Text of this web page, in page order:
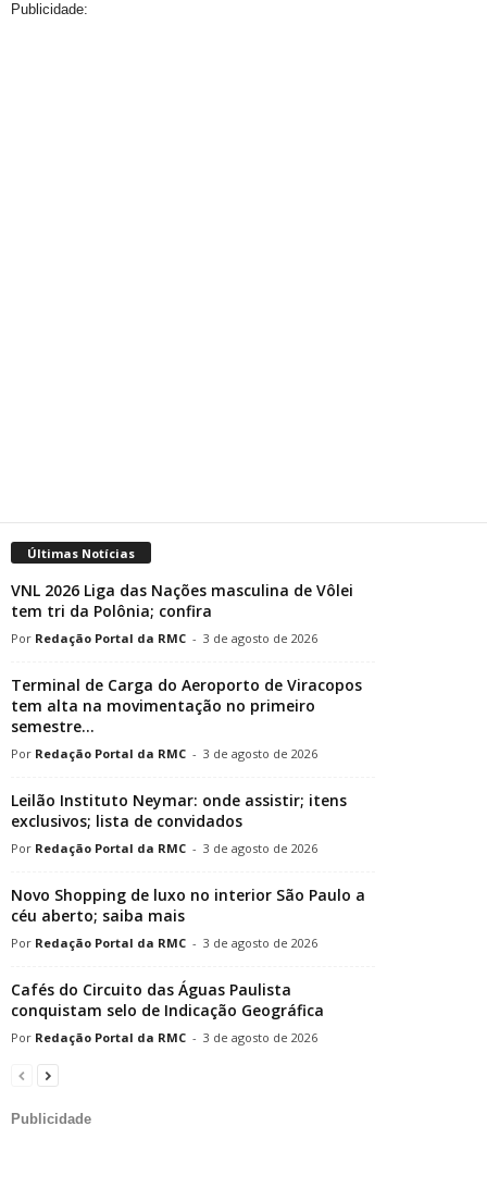
Publicidade:
Últimas Notícias
VNL 2026 Liga das Nações masculina de Vôlei
tem tri da Polônia; confira
Redação Portal da RMC - 3 de agosto de 2026
Terminal de Carga do Aeroporto de Viracopos
tem alta na movimentação no primeiro
semestre...
Redação Portal da RMC - 3 de agosto de 2026
Leilão Instituto Neymar: onde assistir; itens
exclusivos; lista de convidados
Redação Portal da RMC - 3 de agosto de 2026
Novo Shopping de luxo no interior São Paulo a
céu aberto; saiba mais
Redação Portal da RMC - 3 de agosto de 2026
Cafés do Circuito das Águas Paulista
conquistam selo de Indicação Geográfica
Redação Portal da RMC - 3 de agosto de 2026
Publicidade